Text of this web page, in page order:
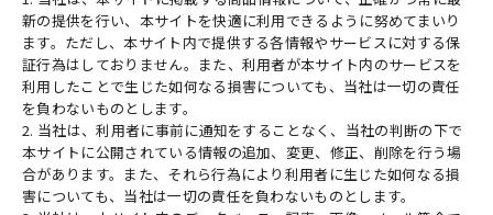
新の提供を行い、本サイトを快適に利用できるように努めてまいり
ます。ただし、本サイト内で提供する各情報やサービスに対する保
証行為はしておりません。また、利用者が本サイト内のサービスを
利用したことで生じた如何なる損害についても、当社は一切の責任
を負わないものとします。
2. 当社は、利用者に事前に通知をすることなく、当社の判断の下で
本サイトに公開されている情報の追加、変更、修正、削除を行う場
合があります。また、それら行為により利用者に生じた如何なる損
害についても、当社は一切の責任を負わないものとします。